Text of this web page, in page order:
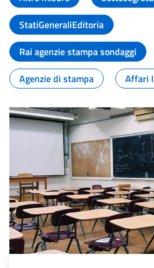
StatiGeneraliEditoria
Rai agenzie stampa sondaggi
Agenzie di stampa
Affari